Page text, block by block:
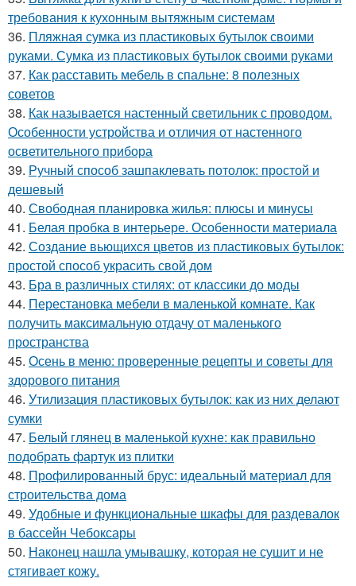
требования к кухонным вытяжным системам
36. Пляжная сумка из пластиковых бутылок своими
руками. Сумка из пластиковых бутылок своими руками
37. Как расставить мебель в спальне: 8 полезных
советов
38. Как называется настенный светильник с проводом.
Особенности устройства и отличия от настенного
осветительного прибора
39. Ручный способ зашпаклевать потолок: простой и
дешевый
40. Свободная планировка жилья: плюсы и минусы
41. Белая пробка в интерьере. Особенности материала
42. Создание вьющихся цветов из пластиковых бутылок:
простой способ украсить свой дом
43. Бра в различных стилях: от классики до моды
44. Перестановка мебели в маленькой комнате. Как
получить максимальную отдачу от маленького
пространства
45. Осень в меню: проверенные рецепты и советы для
здорового питания
46. Утилизация пластиковых бутылок: как из них делают
сумки
47. Белый глянец в маленькой кухне: как правильно
подобрать фартук из плитки
48. Профилированный брус: идеальный материал для
строительства дома
49. Удобные и функциональные шкафы для раздевалок
в бассейн Чебоксары
50. Наконец нашла умывашку, которая не сушит и не
стягивает кожу.